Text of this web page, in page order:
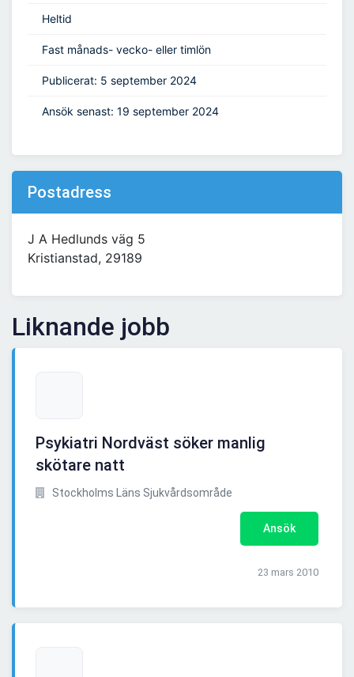
Heltid
Fast månads- vecko- eller timlön
Publicerat: 5 september 2024
Ansök senast: 19 september 2024
Postadress
J A Hedlunds väg 5
Kristianstad, 29189
Liknande jobb
Psykiatri Nordväst söker manlig
skötare natt
Stockholms Läns Sjukvårdsområde
Ansök
23 mars 2010